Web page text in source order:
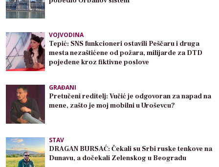
VOJVODINA
Tepić: SNS funkcioneri ostavili Peščaru i druga
mesta nezaštićene od požara, milijarde za DTD
pojedene kroz fiktivne poslove
GRAĐANI
Pretučeni reditelj: Vučić je odgovoran za napad na
mene, zašto je moj mobilni u Uroševcu?
STAV
DRAGAN BURSAĆ: Čekali su Srbi ruske tenkove na
Dunavu, a dočekali Zelenskog u Beogradu